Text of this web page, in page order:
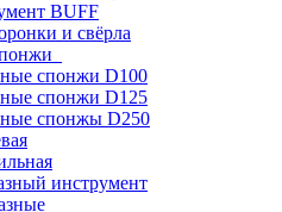
BUFF
и свёрла
спонжи D100
спонжи D125
спонжы D250
инструмент